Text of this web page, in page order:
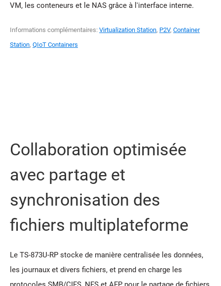
VM, les conteneurs et le NAS grâce à l'interface interne.
Informations complémentaires: Virtualization Station, P2V, Container
Station, QIoT Containers
Collaboration optimisée
avec partage et
synchronisation des
fichiers multiplateforme
Le TS-873U-RP stocke de manière centralisée les données,
les journaux et divers fichiers, et prend en charge les